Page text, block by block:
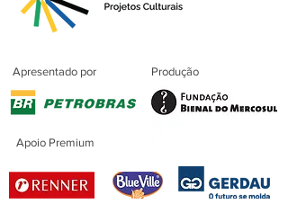
Apresentado por Produção
Apoio Premium